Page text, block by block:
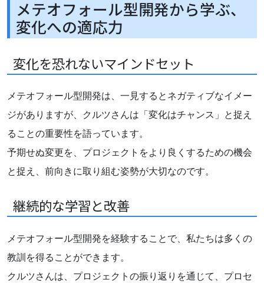
メテオフォール型開発から学ぶ、
変化への適応力
変化を恐れないマインドセット
メテオフォール型開発は、一見するとネガティブなイメー
ジがありますが、クルツさんは「変化はチャンス」と捉え
ることの重要性を語っています。
予期せぬ変更を、プロジェクトをより良くするための機会
と捉え、前向きに取り組む姿勢が大切なのです。
継続的な学習と改善
メテオフォール型開発を経験することで、私たちは多くの
教訓を得ることができます。
クルツさんは、プロジェクトの振り返りを通じて、プロセ